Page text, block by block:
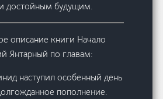
достойным будущим.
описание книги Начало
Янтарный по главам:
наступил особенный день
пополнение.